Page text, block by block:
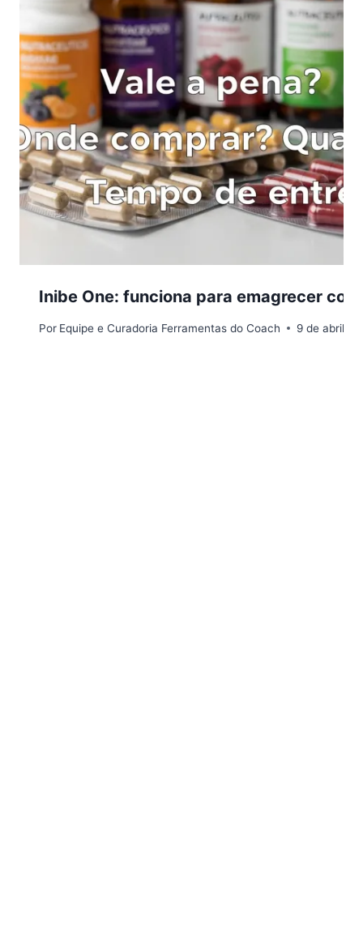
Inibe One: funciona para emagrecer
Por Equipe e Curadoria Ferramentas do Coach 9 de abril